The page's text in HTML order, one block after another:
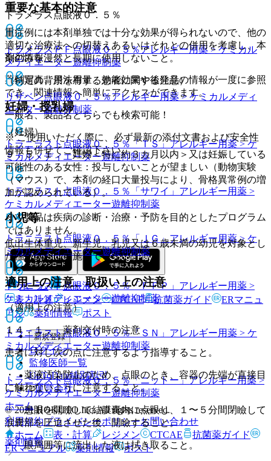
トラメラス点眼液０．５％
トラメラスＰＦ点眼液０．５％アレルギー用薬 > ケミカル
メディエーター遊離抑制薬
リザベン点眼液０．５％アレルギー用薬 > ケミカルメディ
エーター遊離抑制薬
トラニラスト点眼液０．５％「ＴＳ」アレルギー用薬 > ケ
ミカルメディエーター遊離抑制薬
トラニラスト点眼液０．５％「サワイ」 アレルギー用薬 >
ケミカルメディエーター遊離抑制薬
トラニラスト点眼液０．５％「ＪＧ」アレルギー用薬 > ケ
ミカルメディエーター遊離抑制薬
トラニラスト点眼液０．５％「ＦＦＰ」 アレルギー用薬 >
ケミカルメディエーター遊離抑制薬
トラニラスト点眼液０．５％「ＳＮ」 アレルギー用薬 > ケ
ミカルメディエーター遊離抑制薬
トラニラスト点眼液０．５％「ニットー」アレルギー用薬 >
ケミカルメディエーター遊離抑制薬
ホーム
薬剤情報
重要な基本的注意
重症例には本剤単独では十分な効果が得られないので、他の
適切な治療法への切替えあるいはそれとの併用を考慮し、本
剤のみを漫然と長期に使用しないこと。
（特定の背景を有する患者に関する注意）
妊婦・授乳婦
（妊婦）
９．５．１． 妊婦＜特に約３カ月以内＞又は妊娠している
可能性のある女性：投与しないことが望ましい（動物実験
（マウス）で、本剤の経口大量投与により、骨格異常例の増
加が認められている）。
小児等
低出生体重児、新生児、乳児又は６歳未満の幼児を対象とし
た臨床試験は実施していない。
適用上の注意、取扱い上の注意
（適用上の注意）
１４．１． 薬剤交付時の注意
患者に対し次の点に注意するよう指導すること。
・ 薬液汚染防止のため、点眼のとき、容器の先端が直接目
に触れないように注意すること。
・ 患眼を開瞼して結膜嚢内に点眼し、１〜５分間閉瞼して
涙嚢部を圧迫させた後、開瞼すること。
・ 眼周囲等に流出した液は拭き取ること。
薬剤情報
薬剤写真、用法用量、効能効果や後発品の情報が一度に参照
でき、関連情報へ簡単にアクセスができます。
一般名、製品名どちらでも検索可能！
※ ご使用いただく際に、必ず最新の添付文書および安全性
情報も併せてご確認下さい。
※本製品は疾病の診断・治療・予防を目的としたプログラム
ではありません。
ホーム
ノート
表・計算
レジメン CTCAE 抗菌薬ガイド
ERマニュ
アル
薬剤情報 ポスト
新規登録
ログイン
監修医師一覧
UpToDate特別割引
運営会社
© 2021 HOKUTO Inc. All rights reserved.
利用規約プライバシーポリシーお問い合わせ
ホーム
表・計算 レジメン CTCAE
抗菌薬ガイド
ERマニュアル
薬剤情報 ポスト